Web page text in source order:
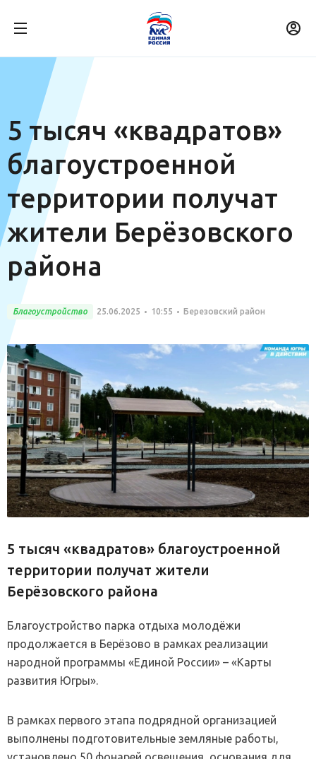
5 тысяч «квадратов»
благоустроенной
территории получат
жители Берёзовского
района
Благоустройство 25.06.2025 10:55 Березовский район
5 тысяч «квадратов» благоустроенной
территории получат жители
Берёзовского района
Благоустройство парка отдыха молодёжи
продолжается в Берёзово в рамках реализации
народной программы «Единой России» – «Карты
развития Югры».
В рамках первого этапа подрядной организацией
выполнены подготовительные земляные работы,